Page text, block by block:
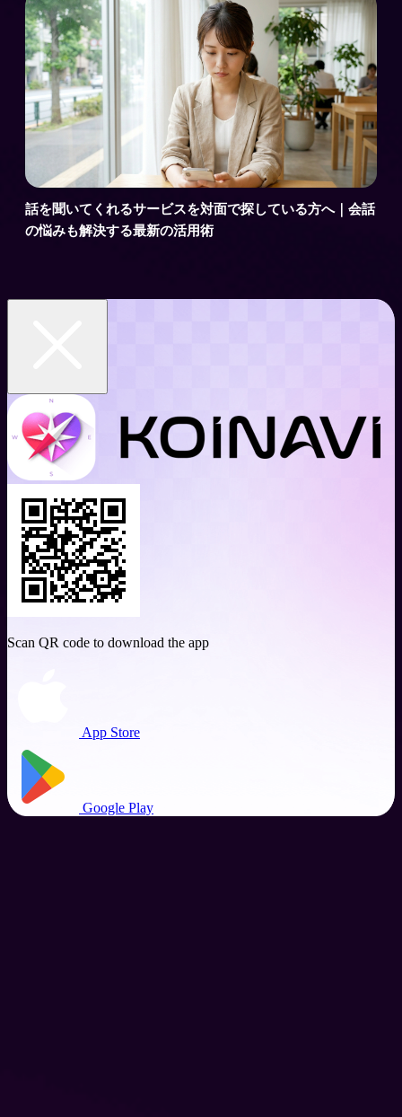
話を聞いてくれるサービスを対面で探している方へ｜会話
の悩みも解決する最新の活用術
Scan QR code to download the app
App Store
Google Play